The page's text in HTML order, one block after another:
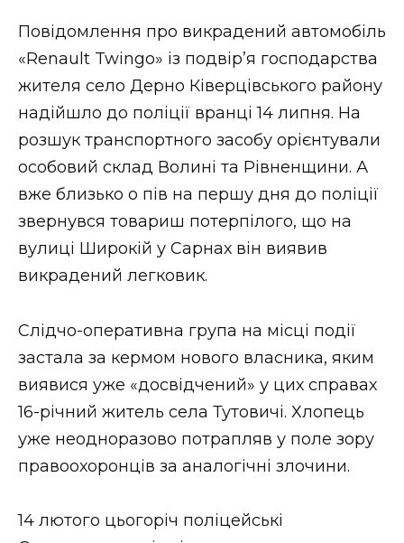
Втрачений Ужгород (відеоверсія)
ЗАКАРПАТСЬКІ НОВИНИ
НОВИНИ ЗАХІДНОЇ УКРАЇНИ
ФОТО
ВІДЕО
Повідомлення про викрадений автомобіль
«Renault Twingo» із подвір’я господарства
жителя село Дерно Ківерцівського району
надійшло до поліції вранці 14 липня. На
розшук транспортного засобу орієнтували
особовий склад Волині та Рівненщини. А
вже близько о пів на першу дня до поліції
звернувся товариш потерпілого, що на
вулиці Широкій у Сарнах він виявив
викрадений легковик.
Слідчо-оперативна група на місці події
застала за кермом нового власника, яким
виявися уже «досвідчений» у цих справах
16-річний житель села Тутовичі. Хлопець
уже неодноразово потрапляв у поле зору
правоохоронців за аналогічні злочини.
14 лютого цьогоріч поліцейські